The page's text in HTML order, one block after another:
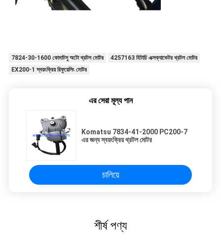
7824-30-1600 কোমাটসু অটো থ্রটল মোটর
4257163 হিটাচি এক্সক্যাভেটর থ্রটল মোটর
EX200-1 স্বয়ংক্রিয় রিফুয়েলিং মোটর
এর সেরা মূল্য পান
Komatsu 7834-41-2000 PC200-7
এর জন্য স্বয়ংক্রিয় থ্রটল মোটর
চালিয়ে
শীর্ষ পণ্য